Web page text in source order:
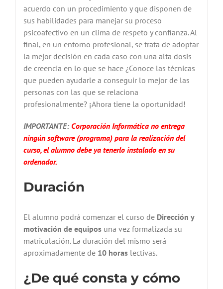
acuerdo con un procedimiento y que disponen de
sus habilidades para manejar su proceso
psicoafectivo en un clima de respeto y confianza. Al
final, en un entorno profesional, se trata de adoptar
la mejor decisión en cada caso con una alta dosis
de creencia en lo que se hace ¿Conoce las técnicas
que pueden ayudarle a conseguir lo mejor de las
personas con las que se relaciona
profesionalmente? ¡Ahora tiene la oportunidad!
IMPORTANTE: Corporación Informática no entrega
ningún software (programa) para la realización del
curso, el alumno debe ya tenerlo instalado en su
ordenador.
Duración
El alumno podrá comenzar el curso de Dirección y
motivación de equipos una vez formalizada su
matriculación. La duración del mismo será
aproximadamente de 10 horaslectivas.
¿De qué consta y cómo